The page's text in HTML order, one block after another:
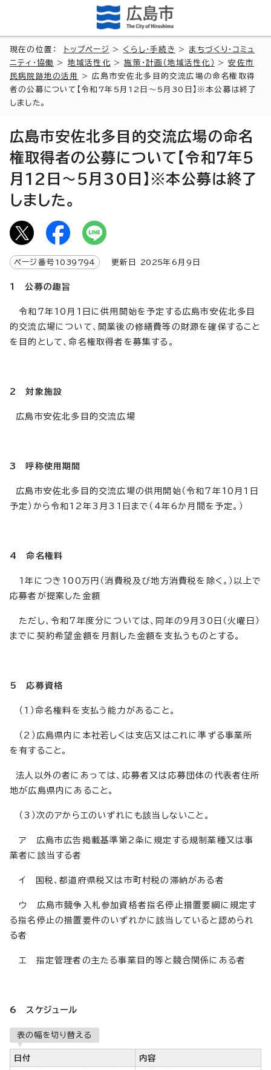
現在の位置： トップページ > くらし・手続き > まちづくり・コミュ
ニティ・協働
> 地域活性化 >施策・計画（地域活性化） >安佐市
民病院跡地の活用
> 広島市安佐北多目的交流広場の命名権取得
者の公募について【令和7年5月12日～5月30日】※本公募は終了
しました。
広島市安佐北多目的交流広場の命名
権取得者の公募について【令和7年5
月12日～5月30日】※本公募は終了
しました。
ページ番号 1039794 更新日 2025年6月9日
1 公募の趣旨
令和7年10月1日に供用開始を予定する広島市安佐北多目
的交流広場について、開業後の修繕費等の財源を確保すること
を目的として、命名権取得者を募集する。
2 対象施設
広島市安佐北多目的交流広場
3 呼称使用期間
広島市安佐北多目的交流広場の供用開始（令和7年10月1日
予定）から令和12年3月31日まで（4年6か月間を予定。）
4 命名権料
1年につき100万円（消費税及び地方消費税を除く。）以上で
応募者が提案した金額
ただし、令和7年度分については、同年の9月30日（火曜日）
までに契約希望金額を月割した金額を支払うものとする。
5 応募資格
（1）命名権料を支払う能力があること。
（2）広島県内に本社若しくは支店又はこれに準ずる事業所
を有すること。
法人以外の者にあっては、応募者又は応募団体の代表者住所
地が広島県内にあること。
（3）次のアからエのいずれにも該当しないこと。
ア 広島市広告掲載基準第2条に規定する規制業種又は事
業者に該当する者
イ 国税、都道府県税又は市町村税の滞納がある者
ウ 広島市競争入札参加資格者指名停止措置要綱に規定す
る指名停止の措置要件のいずれかに該当していると認められ
る者
エ 指定管理者の主たる事業目的等と競合関係にある者
6 スケジュール
表の幅を切り替える
日付 内容